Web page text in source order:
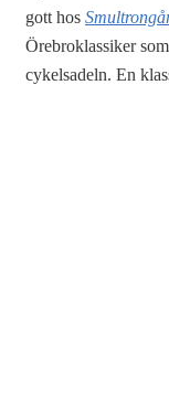
gott hos
Örebroklassiker
cykelsadeln. En